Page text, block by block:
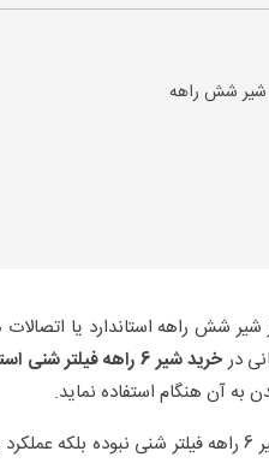
شش راهه استاندارد یا اتصالات
خرید شیر 6 راهه فیلتر شنی استخر
آن هنگام استفاده نماید.
این مطلب درباره یک نوع خاص از شیر 6 راهه